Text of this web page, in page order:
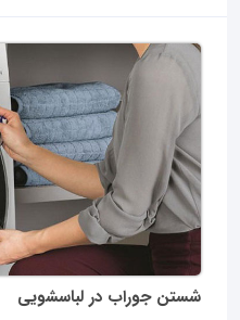
شستن جوراب در لباسشویی